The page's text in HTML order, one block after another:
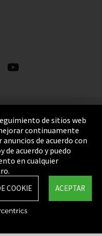
de sitios web
continuamente
de acuerdo con
de acuerdo y puedo
en cualquier
ACEPTAR
COOKIE